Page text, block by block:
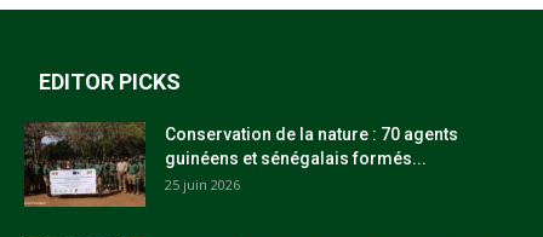
EDITOR PICKS
Conservation de la nature : 70 agents
guinéens et sénégalais formés...
25 juin 2026